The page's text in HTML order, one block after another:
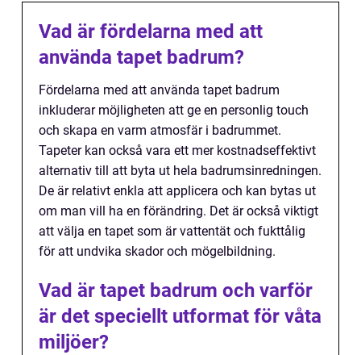
Vad är fördelarna med att
använda tapet badrum?
Fördelarna med att använda tapet badrum
inkluderar möjligheten att ge en personlig touch
och skapa en varm atmosfär i badrummet.
Tapeter kan också vara ett mer kostnadseffektivt
alternativ till att byta ut hela badrumsinredningen.
De är relativt enkla att applicera och kan bytas ut
om man vill ha en förändring. Det är också viktigt
att välja en tapet som är vattentät och fukttålig
för att undvika skador och mögelbildning.
Vad är tapet badrum och varför
är det speciellt utformat för våta
miljöer?